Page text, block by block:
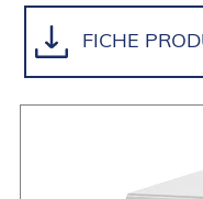
FICHE